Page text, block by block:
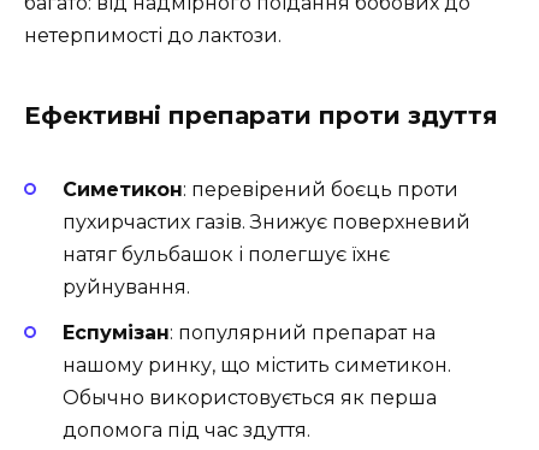
нетерпимості до лактози.
Ефективні препарати проти здуття
Симетикон: перевірений боєць проти
пухирчастих газів. Знижує поверхневий
натяг бульбашок і полегшує їхнє
руйнування.
Еспумізан: популярний препарат на
нашому ринку, що містить симетикон.
Обычно використовується як перша
допомога під час здуття.